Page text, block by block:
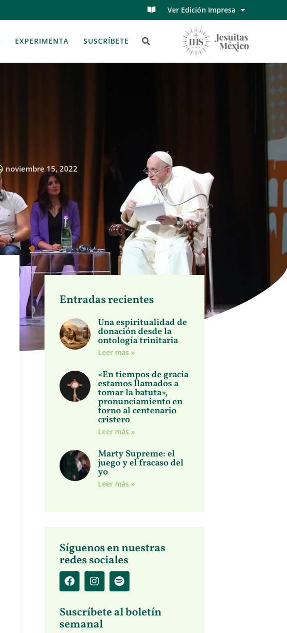
Ver Edición Impresa
EXPERIMENTA SUSCRÍBETE
noviembre 15, 2022
Entradas recientes
Una espiritualidad de
donación desde la
ontología trinitaria
Leer más »
«En tiempos de gracia
estamos llamados a
tomar la batuta»,
pronunciamiento en
torno al centenario
cristero
Leer más »
Marty Supreme: el
juego y el fracaso del
yo
Leer más »
Síguenos en nuestras
redes sociales
Suscríbete al boletín
semanal